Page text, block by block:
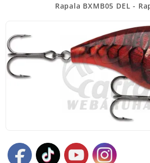
Rapala BXMB05 DEL -